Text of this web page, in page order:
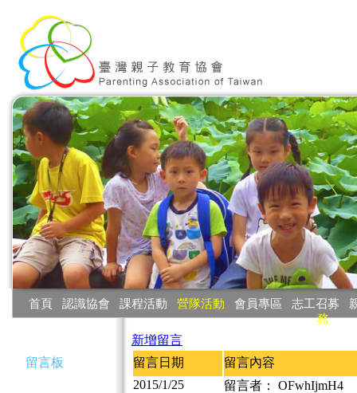
首頁 認識協會 課程活動 營隊活動 會員專區 志工召募
務
留言板
新增留言
留言日期
留言內容
2015/1/25
留言者： OFwhIjmH4